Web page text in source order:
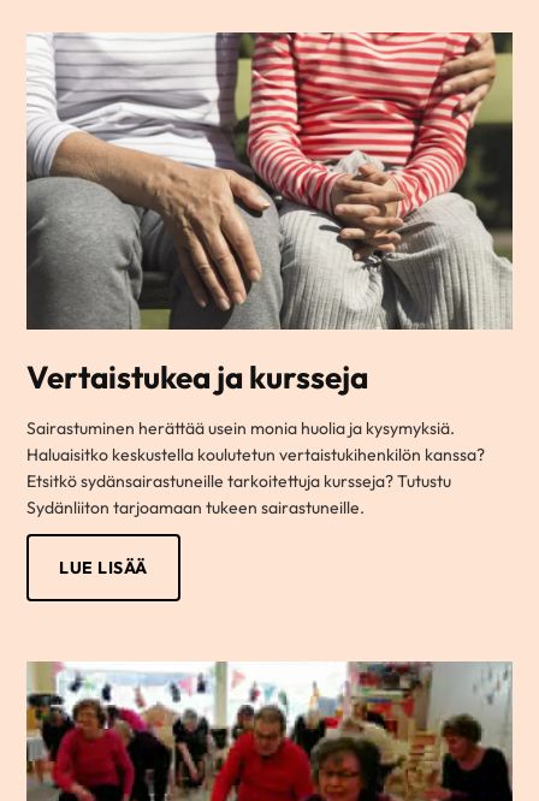
Vertaistukea ja kursseja
Sairastuminen herättää usein monia huolia ja kysymyksiä.
Haluaisitko keskustella koulutetun vertaistukihenkilön kanssa?
Etsitkö sydänsairastuneille tarkoitettuja kursseja? Tutustu
Sydänliiton tarjoamaan tukeen sairastuneille.
LUE LISÄÄ